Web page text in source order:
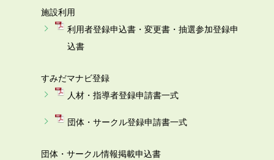
施設利用
利用者登録申込書・変更書・抽選参加登録申
込書
すみだマナビ登録
人材・指導者登録申請書一式
団体・サークル登録申請書一式
団体・サークル情報掲載申込書